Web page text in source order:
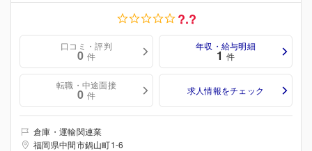
?.?
口コミ・評判
0 件
年収・給与明細
1 件
転職・中途面接
0 件 求人情報をチェック
倉庫・運輸関連業
福岡県中間市鍋山町1-6